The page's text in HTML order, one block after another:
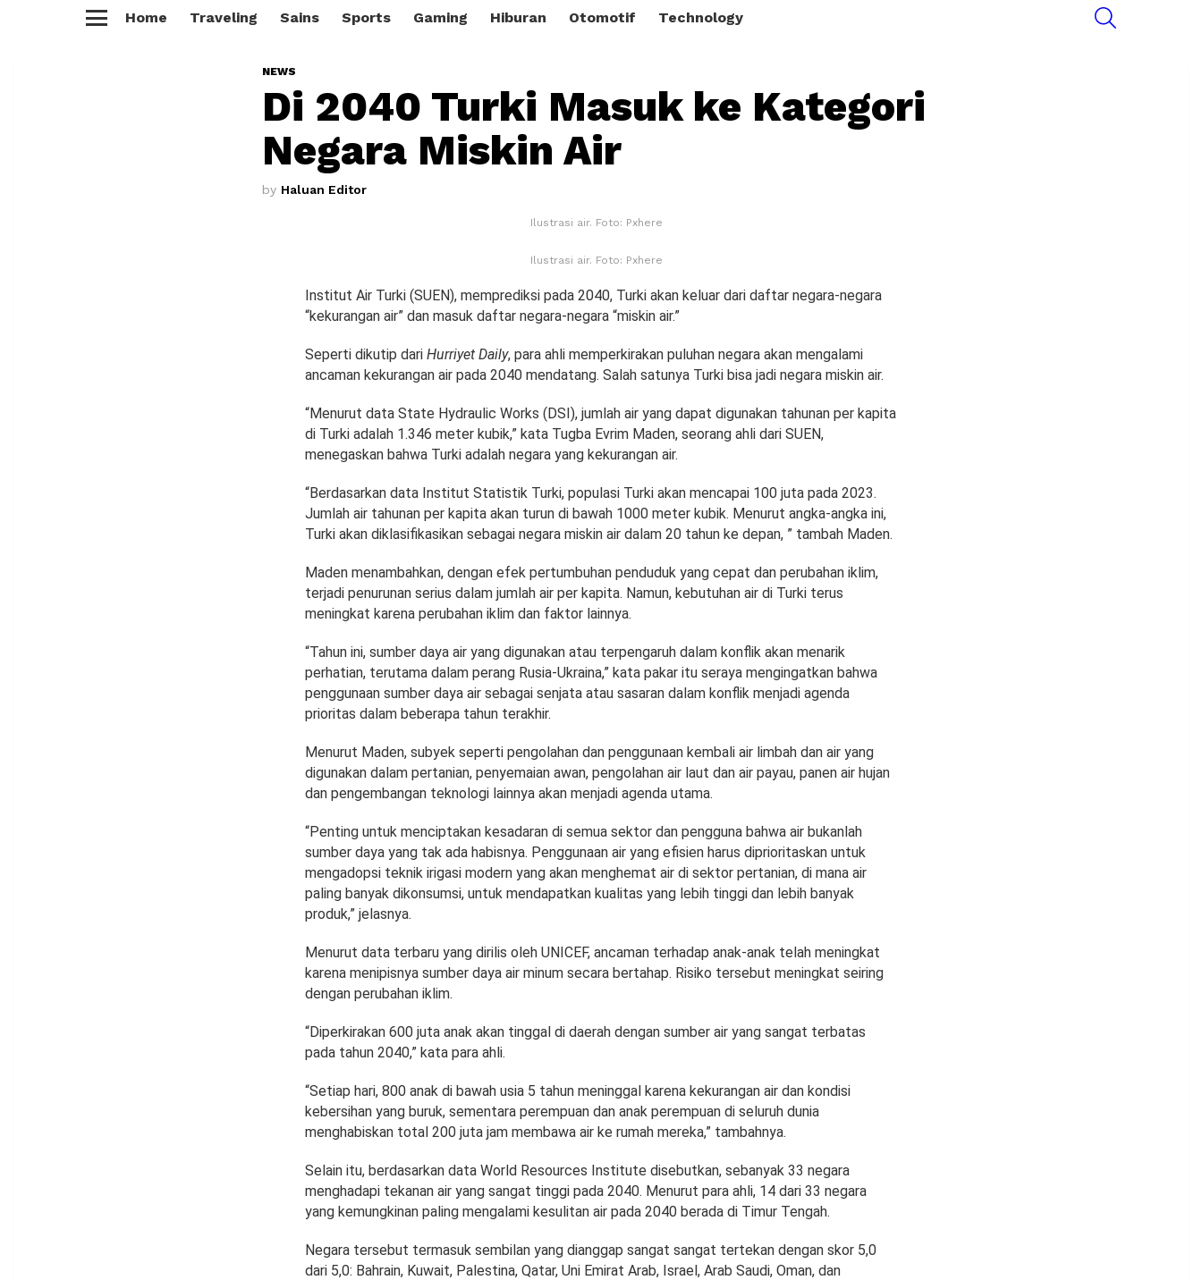
Home Traveling Sains Sports Gaming Hiburan Otomotif Technology
NEWS
Di 2040 Turki Masuk ke Kategori
Negara Miskin Air
by Haluan Editor
Ilustrasi air. Foto: Pxhere
Ilustrasi air. Foto: Pxhere
Institut Air Turki (SUEN), memprediksi pada 2040, Turki akan keluar dari daftar negara-negara
“kekurangan air” dan masuk daftar negara-negara “miskin air.”
Seperti dikutip dari Hurriyet Daily, para ahli memperkirakan puluhan negara akan mengalami
ancaman kekurangan air pada 2040 mendatang. Salah satunya Turki bisa jadi negara miskin air.
“Menurut data State Hydraulic Works (DSI), jumlah air yang dapat digunakan tahunan per kapita
di Turki adalah 1.346 meter kubik,” kata Tugba Evrim Maden, seorang ahli dari SUEN,
menegaskan bahwa Turki adalah negara yang kekurangan air.
“Berdasarkan data Institut Statistik Turki, populasi Turki akan mencapai 100 juta pada 2023.
Jumlah air tahunan per kapita akan turun di bawah 1000 meter kubik. Menurut angka-angka ini,
Turki akan diklasifikasikan sebagai negara miskin air dalam 20 tahun ke depan, ” tambah Maden.
Maden menambahkan, dengan efek pertumbuhan penduduk yang cepat dan perubahan iklim,
terjadi penurunan serius dalam jumlah air per kapita. Namun, kebutuhan air di Turki terus
meningkat karena perubahan iklim dan faktor lainnya.
“Tahun ini, sumber daya air yang digunakan atau terpengaruh dalam konflik akan menarik
perhatian, terutama dalam perang Rusia-Ukraina,” kata pakar itu seraya mengingatkan bahwa
penggunaan sumber daya air sebagai senjata atau sasaran dalam konflik menjadi agenda
prioritas dalam beberapa tahun terakhir.
Menurut Maden, subyek seperti pengolahan dan penggunaan kembali air limbah dan air yang
digunakan dalam pertanian, penyemaian awan, pengolahan air laut dan air payau, panen air hujan
dan pengembangan teknologi lainnya akan menjadi agenda utama.
“Penting untuk menciptakan kesadaran di semua sektor dan pengguna bahwa air bukanlah
sumber daya yang tak ada habisnya. Penggunaan air yang efisien harus diprioritaskan untuk
mengadopsi teknik irigasi modern yang akan menghemat air di sektor pertanian, di mana air
paling banyak dikonsumsi, untuk mendapatkan kualitas yang lebih tinggi dan lebih banyak
produk,” jelasnya.
Menurut data terbaru yang dirilis oleh UNICEF, ancaman terhadap anak-anak telah meningkat
karena menipisnya sumber daya air minum secara bertahap. Risiko tersebut meningkat seiring
dengan perubahan iklim.
“Diperkirakan 600 juta anak akan tinggal di daerah dengan sumber air yang sangat terbatas
pada tahun 2040,” kata para ahli.
“Setiap hari, 800 anak di bawah usia 5 tahun meninggal karena kekurangan air dan kondisi
kebersihan yang buruk, sementara perempuan dan anak perempuan di seluruh dunia
menghabiskan total 200 juta jam membawa air ke rumah mereka,” tambahnya.
Selain itu, berdasarkan data World Resources Institute disebutkan, sebanyak 33 negara
menghadapi tekanan air yang sangat tinggi pada 2040. Menurut para ahli, 14 dari 33 negara
yang kemungkinan paling mengalami kesulitan air pada 2040 berada di Timur Tengah.
Negara tersebut termasuk sembilan yang dianggap sangat sangat tertekan dengan skor 5,0
dari 5,0: Bahrain, Kuwait, Palestina, Qatar, Uni Emirat Arab, Israel, Arab Saudi, Oman, dan